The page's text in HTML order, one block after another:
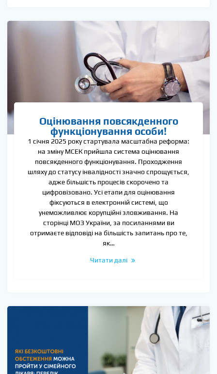
Оцінювання повсякденного
функціонування особи!
1 січня 2025 року стартувала масштабна реформа:
на зміну МСЕК прийшла система оцінювання
повсякденного функціонування. Проходження
шляху до статусу інвалідності значно спрощується,
адже більшість процесів скорочено та
цифровізовано. Усі етапи для оцінювання
фіксуються в електронній системі, що
унеможливлює корупційні зловживання. На
сторінці МОЗ України, за посиланнями ви
отримаєте відповіді на більшість запитань про те,
як…
Читати далі